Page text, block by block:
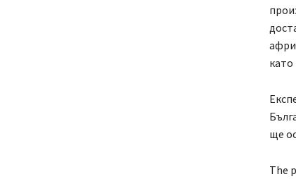
като
ще
The